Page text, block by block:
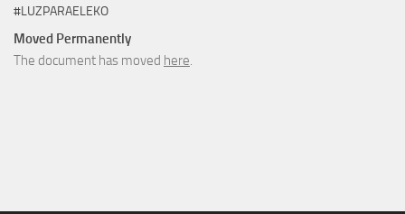
#LUZPARAELEKO
Moved Permanently
The document has moved here.